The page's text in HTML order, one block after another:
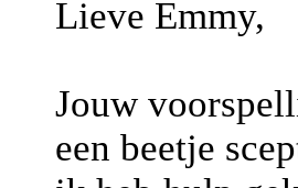
Lieve Emmy,
Jouw
een beetje